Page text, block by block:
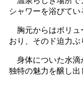
シャワーを浴びてい
胸元からはボリュ
おり、そのド迫力ぶ
身体についた水滴
独特の魅力を醸し出